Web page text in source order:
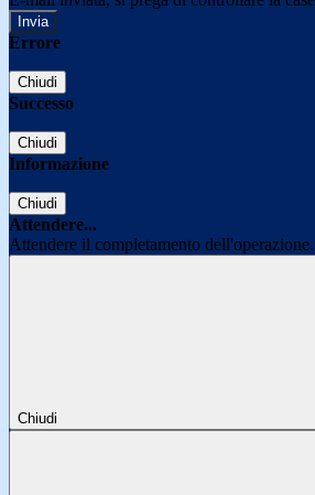
Errore
Chiudi
Successo
Chiudi
Informazione
Chiudi
Attendere...
Attendere il completamento
Chiudi